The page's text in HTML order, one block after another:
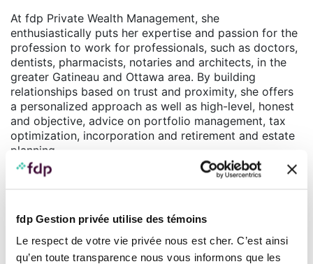
fdp Gestion privée utilise des témoins
Le respect de votre vie privée nous est cher. C’est ainsi
qu’en toute transparence nous vous informons que les
At fdp Private Wealth Management, she
enthusiastically puts her expertise and passion for the
profession to work for professionals, such as doctors,
dentists, pharmacists, notaries and architects, in the
greater Gatineau and Ottawa area. By building
relationships based on trust and proximity, she offers
a personalized approach as well as high-level, honest
and objective, advice on portfolio management, tax
optimization, incorporation and retirement and estate
planning.
Ms. Marcotte holds a Bachelor of Business
planner designation from the Institut de la planification
financière (IPF) (1999).